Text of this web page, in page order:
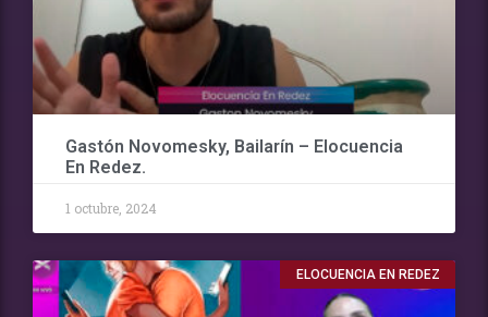
Gastón Novomesky, Bailarín – Elocuencia
En Redez.
1 octubre, 2024
ELOCUENCIA EN REDEZ